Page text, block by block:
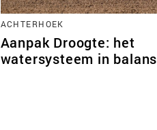
ACHTERHOEK
Aanpak Droogte: het
watersysteem in balans